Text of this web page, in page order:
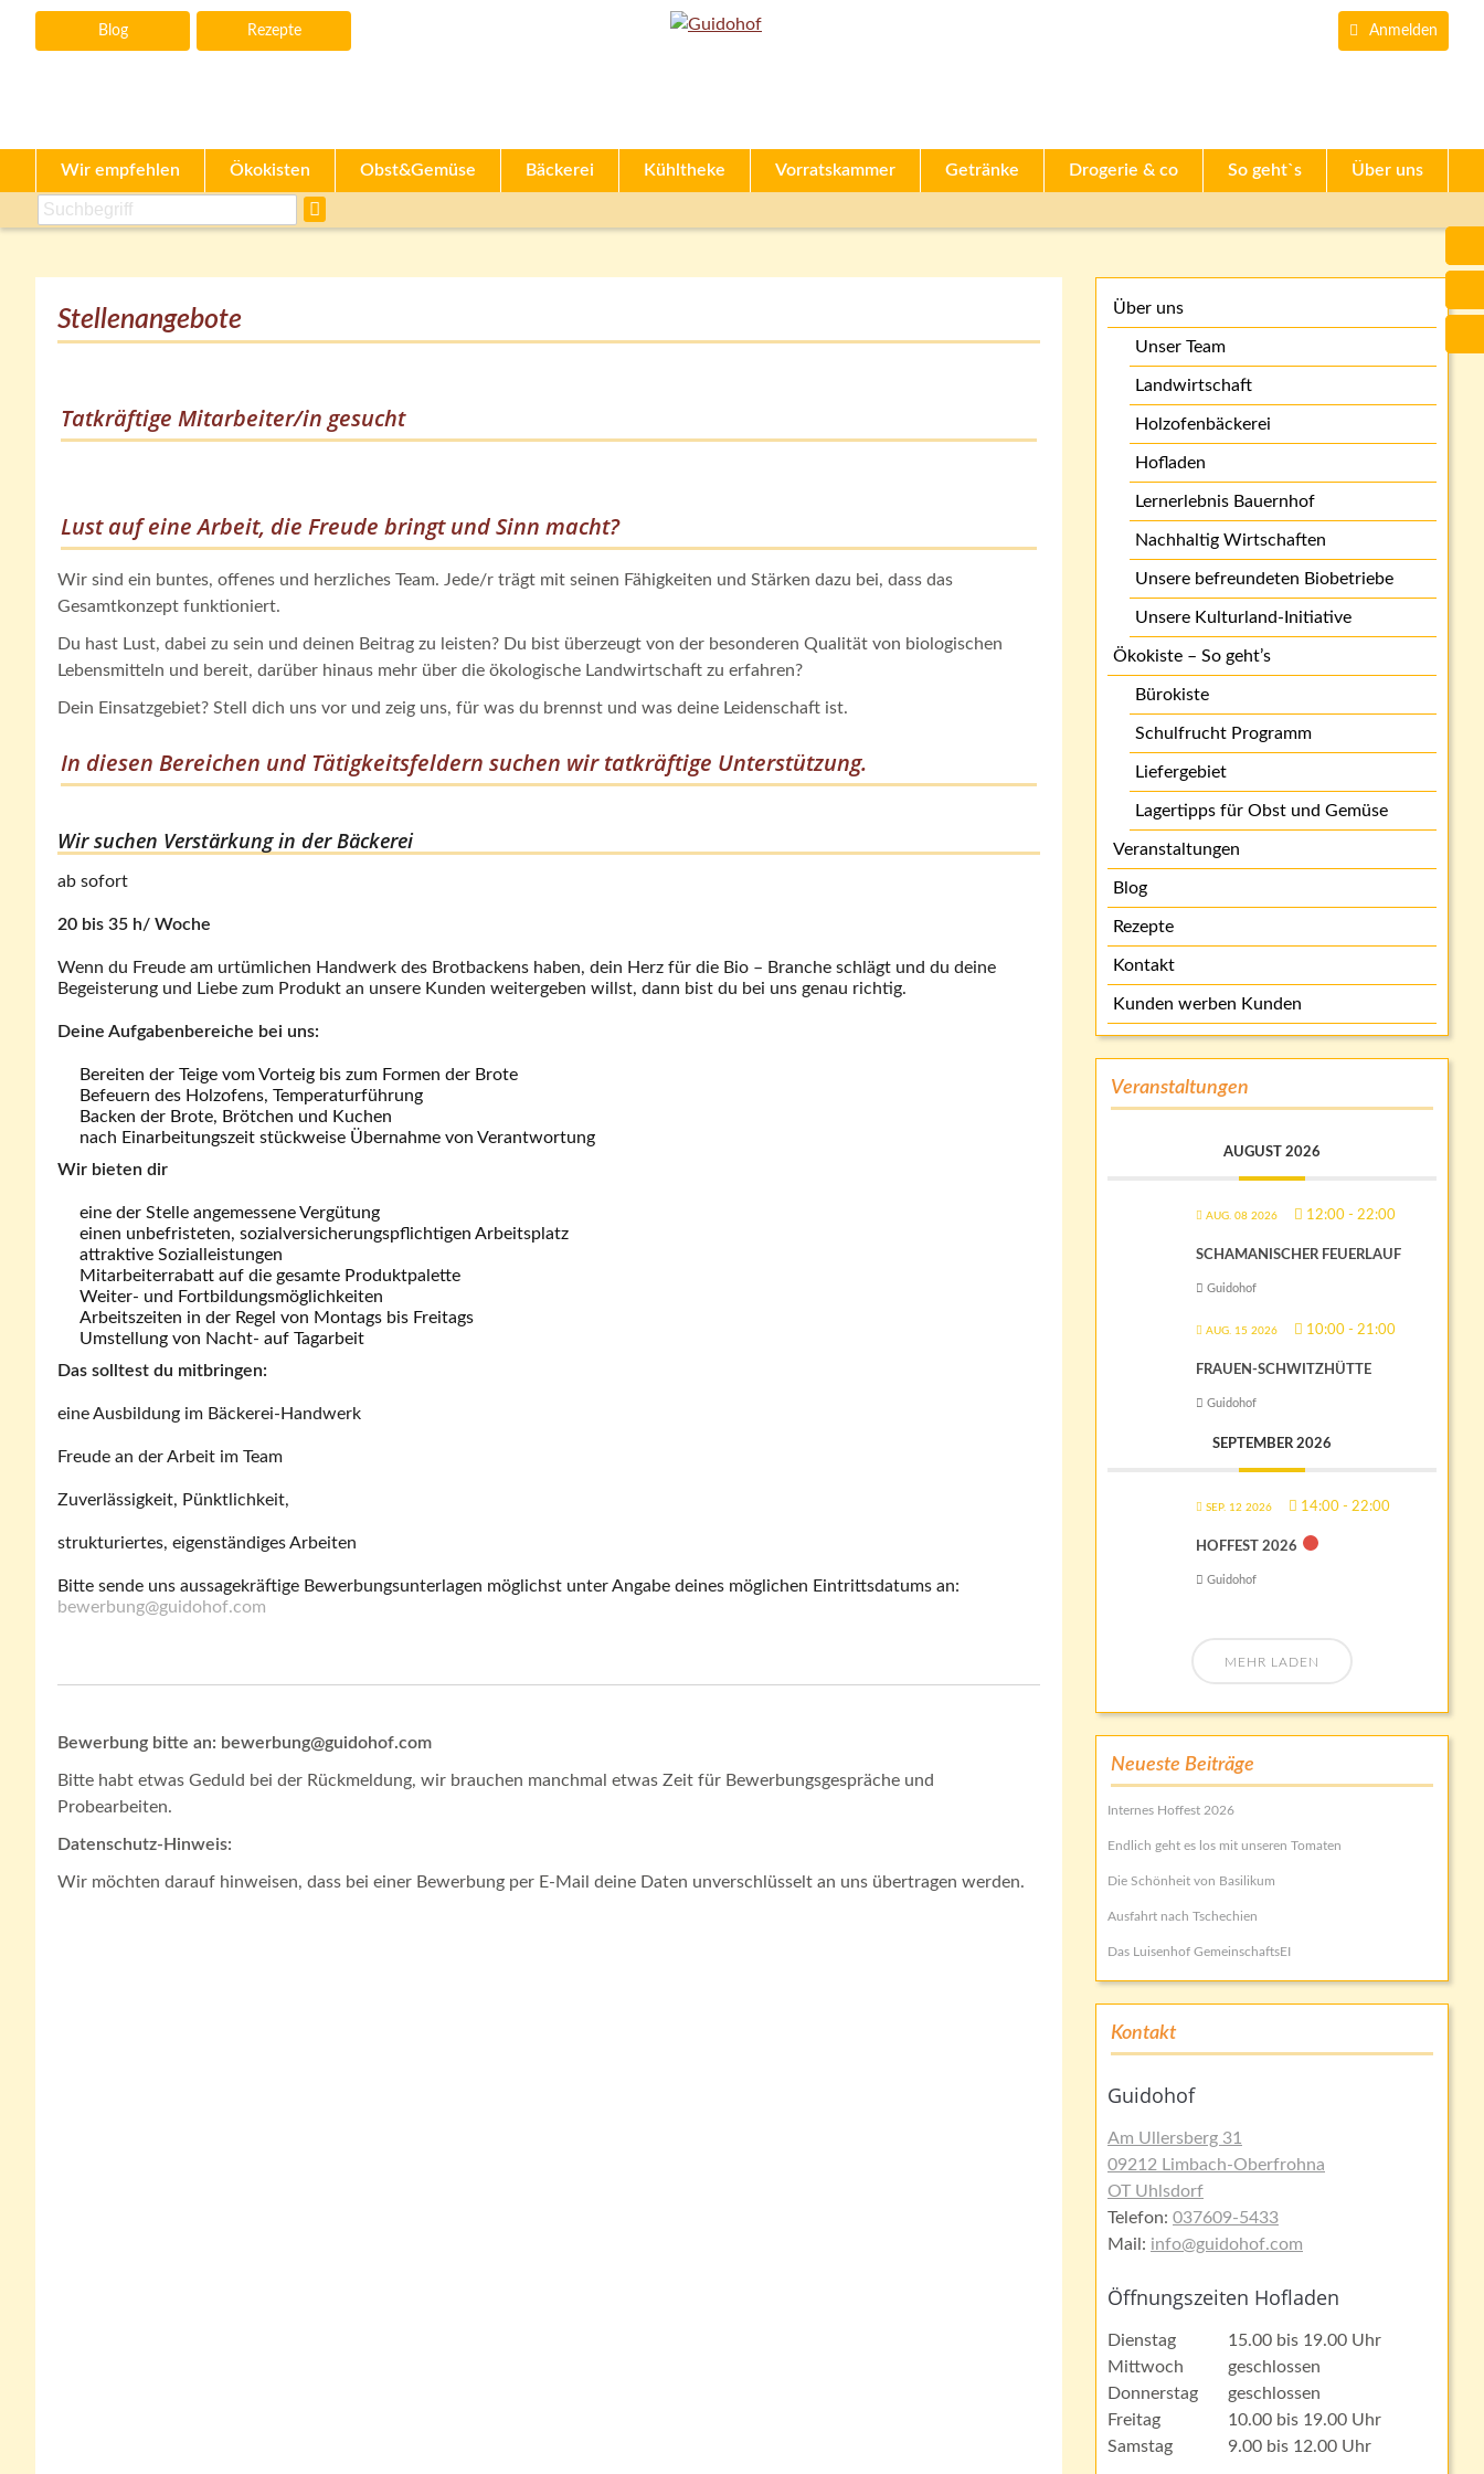
Blog Rezepte Du kannst auch
Anmelden
Wir empfehlen Ökokisten Obst&Gemüse Bäckerei Kühltheke Vorratskammer Getränke Drogerie & co So geht`s Über uns
Stellenangebote
Tatkräftige Mitarbeiter/in gesucht
Lust auf eine Arbeit, die Freude bringt und Sinn macht?
Wir sind ein buntes, offenes und herzliches Team. Jede/r trägt mit seinen Fähigkeiten und Stärken dazu bei, dass das
Gesamtkonzept funktioniert.
Du hast Lust, dabei zu sein und deinen Beitrag zu leisten? Du bist überzeugt von der besonderen Qualität von biologischen
Lebensmitteln und bereit, darüber hinaus mehr über die ökologische Landwirtschaft zu erfahren?
Dein Einsatzgebiet? Stell dich uns vor und zeig uns, für was du brennst und was deine Leidenschaft ist.
In diesen Bereichen und Tätigkeitsfeldern suchen wir tatkräftige Unterstützung.
Wir suchen Verstärkung in der Bäckerei
ab sofort
20 bis 35 h/ Woche
Wenn du Freude am urtümlichen Handwerk des Brotbackens haben, dein Herz für die Bio – Branche schlägt und du deine
Begeisterung und Liebe zum Produkt an unsere Kunden weitergeben willst, dann bist du bei uns genau richtig.
Deine Aufgabenbereiche bei uns:
Bereiten der Teige vom Vorteig bis zum Formen der Brote
Befeuern des Holzofens, Temperaturführung
Backen der Brote, Brötchen und Kuchen
nach Einarbeitungszeit stückweise Übernahme von Verantwortung
Wir bieten dir
eine der Stelle angemessene Vergütung
einen unbefristeten, sozialversicherungspflichtigen Arbeitsplatz
attraktive Sozialleistungen
Mitarbeiterrabatt auf die gesamte Produktpalette
Weiter- und Fortbildungsmöglichkeiten
Arbeitszeiten in der Regel von Montags bis Freitags
Umstellung von Nacht- auf Tagarbeit
Das solltest du mitbringen:
eine Ausbildung im Bäckerei-Handwerk
Freude an der Arbeit im Team
Zuverlässigkeit, Pünktlichkeit,
strukturiertes, eigenständiges Arbeiten
Bitte sende uns aussagekräftige Bewerbungsunterlagen möglichst unter Angabe deines möglichen Eintrittsdatums an:
bewerbung@guidohof.com
Bewerbung bitte an: bewerbung@guidohof.com
Bitte habt etwas Geduld bei der Rückmeldung, wir brauchen manchmal etwas Zeit für Bewerbungsgespräche und
Probearbeiten.
Datenschutz-Hinweis:
Wir möchten darauf hinweisen, dass bei einer Bewerbung per E-Mail deine Daten unverschlüsselt an uns übertragen werden.
Über uns
Unser Team
Landwirtschaft
Holzofenbäckerei
Hofladen
Lernerlebnis Bauernhof
Nachhaltig Wirtschaften
Unsere befreundeten Biobetriebe
Unsere Kulturland-Initiative
Ökokiste – So geht’s
Bürokiste
Schulfrucht Programm
Liefergebiet
Lagertipps für Obst und Gemüse
Veranstaltungen
Blog
Rezepte
Kontakt
Kunden werben Kunden
Veranstaltungen
AUGUST 2026
AUG. 08 2026 12:00 - 22:00
SCHAMANISCHER FEUERLAUF
Guidohof
AUG. 15 2026 10:00 - 21:00
FRAUEN-SCHWITZHÜTTE
Guidohof
SEPTEMBER 2026
SEP. 12 2026 14:00 - 22:00
HOFFEST 2026
Guidohof
MEHR LADEN
Neueste Beiträge
Internes Hoffest 2026
Endlich geht es los mit unseren Tomaten
Die Schönheit von Basilikum
Ausfahrt nach Tschechien
Das Luisenhof GemeinschaftsEI
Kontakt
Guidohof
Am Ullersberg 31
09212 Limbach-Oberfrohna
OT Uhlsdorf
Telefon: 037609-5433
Mail: info@guidohof.com
Öffnungszeiten Hofladen
Dienstag
15.00 bis 19.00 Uhr
Mittwoch
geschlossen
Donnerstag
geschlossen
Freitag
10.00 bis 19.00 Uhr
Samstag
9.00 bis 12.00 Uhr